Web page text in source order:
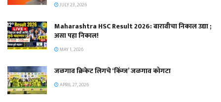
JULY 23, 2026
Maharashtra HSC Result 2026: बारावीचा निकाल उद्या ;
असा पहा निकाल!
MAY 1, 2026
जळगाव क्रिकेट लिगचे ‘किंग्ज’ जळगाव कोगटा
APRIL 27, 2026